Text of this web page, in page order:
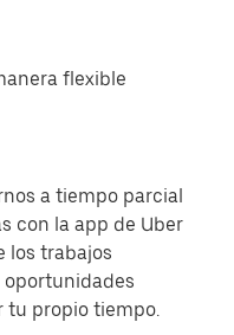
flexible
a tiempo parcial
con la app de Uber
los trabajos
tu propio tiempo.